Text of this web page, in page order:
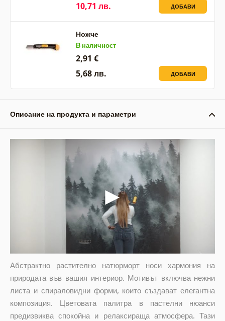
10,71 лв.
ДОБАВИ
Ножче
В наличност
2,91 €
5,68 лв.
ДОБАВИ
Описание на продукта и параметри
Абстрактно растително натюрморт носи хармония на
природата във вашия интериор. Мотивът включва нежни
листа и спираловидни форми, които създават елегантна
композиция. Цветовата палитра в пастелни нюанси
предизвиква спокойна и релаксираща атмосфера. Тази